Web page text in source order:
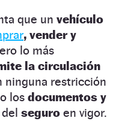
que un vehículo
, vender y
lo más
la circulación
ninguna restricción
los documentos y
seguro en vigor.